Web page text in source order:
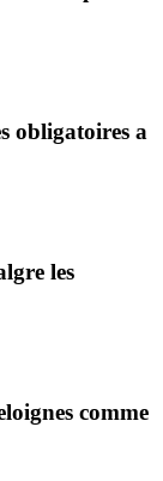
obligatoires a
les
comme